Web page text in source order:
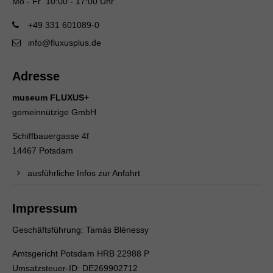
+49 331 601089-0
info@fluxusplus.de
Adresse
museum FLUXUS+
gemeinnützige GmbH
Schiffbauergasse 4f
14467 Potsdam
ausführliche Infos zur Anfahrt
Impressum
Geschäftsführung: Tamás Blénessy
Amtsgericht Potsdam HRB 22988 P
Umsatzsteuer-ID: DE269902712